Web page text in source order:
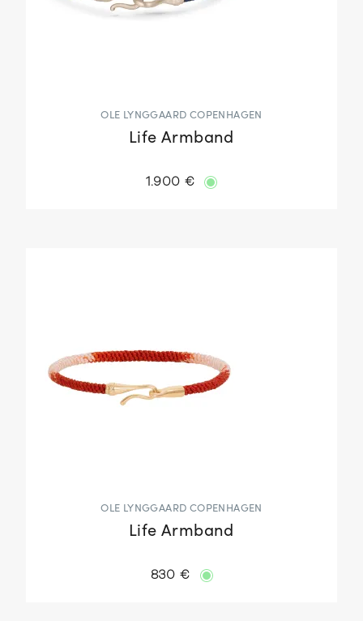
OLE LYNGGAARD COPENHAGEN
Life Armband
1.900 €
OLE LYNGGAARD COPENHAGEN
Life Armband
830 €